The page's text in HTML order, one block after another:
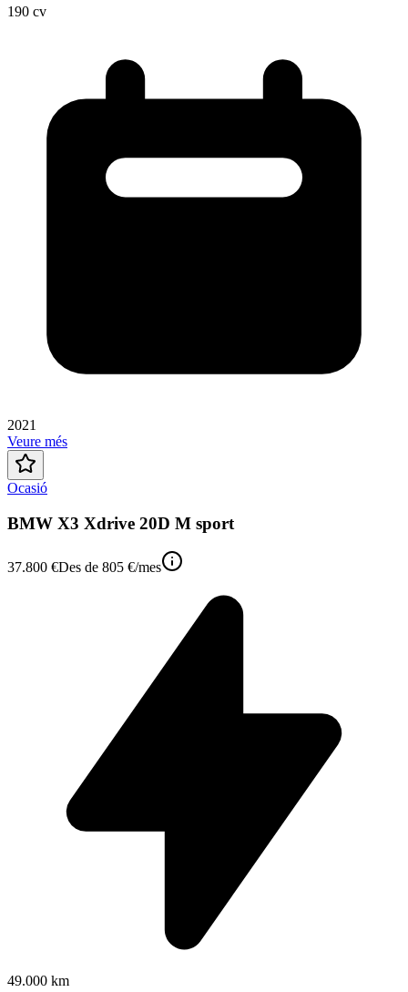
190 cv
2021
Veure més
Ocasió
BMW X3 Xdrive 20D M sport
37.800 €Des de 805 €/mes
49.000 km